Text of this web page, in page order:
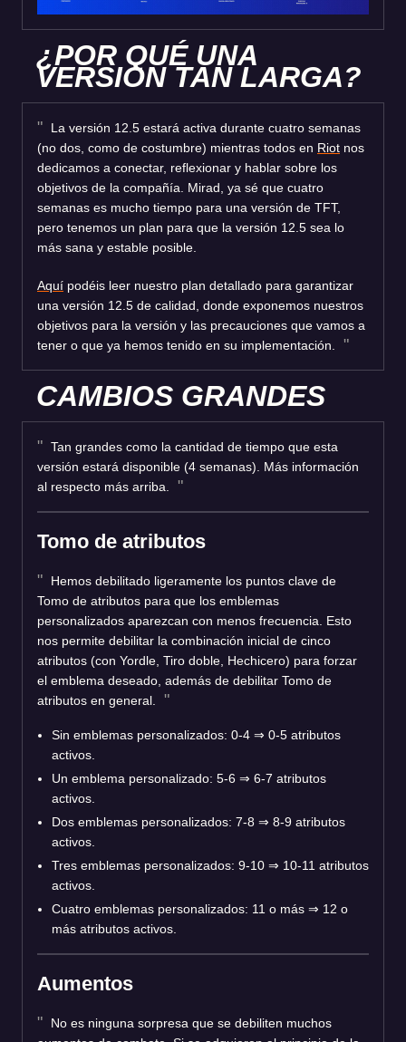
¿POR QUÉ UNA
VERSIÓN TAN LARGA?
La versión 12.5 estará activa durante cuatro semanas
(no dos, como de costumbre) mientras todos en Riot nos
dedicamos a conectar, reflexionar y hablar sobre los
objetivos de la compañía. Mirad, ya sé que cuatro
semanas es mucho tiempo para una versión de TFT,
pero tenemos un plan para que la versión 12.5 sea lo
más sana y estable posible.
Aquí podéis leer nuestro plan detallado para garantizar
una versión 12.5 de calidad, donde exponemos nuestros
objetivos para la versión y las precauciones que vamos a
tener o que ya hemos tenido en su implementación.
CAMBIOS GRANDES
Tan grandes como la cantidad de tiempo que esta
versión estará disponible (4 semanas). Más información
al respecto más arriba.
Tomo de atributos
Hemos debilitado ligeramente los puntos clave de
Tomo de atributos para que los emblemas
personalizados aparezcan con menos frecuencia. Esto
nos permite debilitar la combinación inicial de cinco
atributos (con Yordle, Tiro doble, Hechicero) para forzar
el emblema deseado, además de debilitar Tomo de
atributos en general.
Sin emblemas personalizados: 0-4 ⇒ 0-5 atributos
activos.
Un emblema personalizado: 5-6 ⇒ 6-7 atributos
activos.
Dos emblemas personalizados: 7-8 ⇒ 8-9 atributos
activos.
Tres emblemas personalizados: 9-10 ⇒ 10-11 atributos
activos.
Cuatro emblemas personalizados: 11 o más ⇒ 12 o
más atributos activos.
Aumentos
No es ninguna sorpresa que se debiliten muchos